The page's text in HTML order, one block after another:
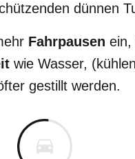
dünnen
Fahrpausen ein,
wie Wasser,
gestillt werden.